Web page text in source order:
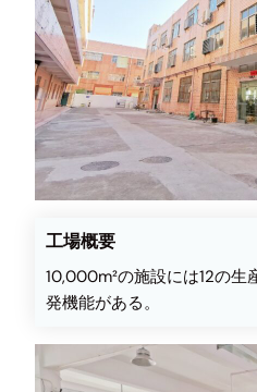
工場概要
10,000m²の施設には12の生
発機能がある。